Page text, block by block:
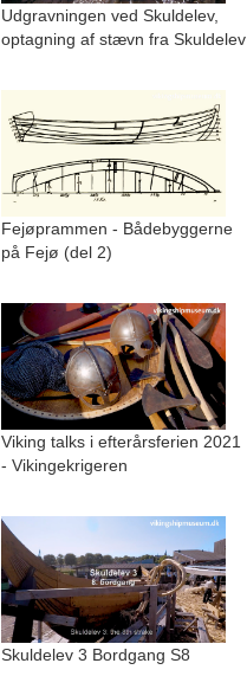
Udgravningen ved Skuldelev,
optagning af stævn fra Skuldelev
Fejøprammen - Bådebyggerne
på Fejø (del 2)
Viking talks i efterårsferien 2021
- Vikingekrigeren
Skuldelev 3 Bordgang S8